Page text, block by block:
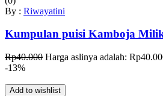
By : Riwayatini
Kumpulan puisi Kamboja
Rp40.000 Harga aslinya adalah:
-13%
Add to wishlist